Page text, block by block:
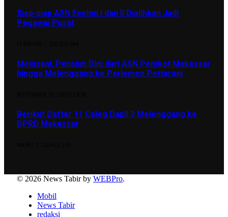
Siap-siap ASN Eselon I dan II Dialihkan Jadi
Pegawai Pusat
Meinsani, Pensiun Dini dari ASN Pemkot Makassar
hingga Melenggang ke Parlemen Pettarani
Berikut Daftar 11 Caleg Dapil 3 Melenggang ke
DPRD Makassar
© 2026 News Tabir by WEBPro.
Mobil
News Tabir
redaksi